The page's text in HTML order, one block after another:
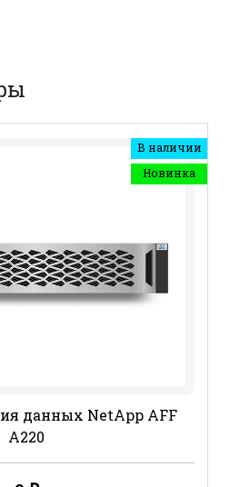
В наличии
Новинка
данных NetApp AFF
A220